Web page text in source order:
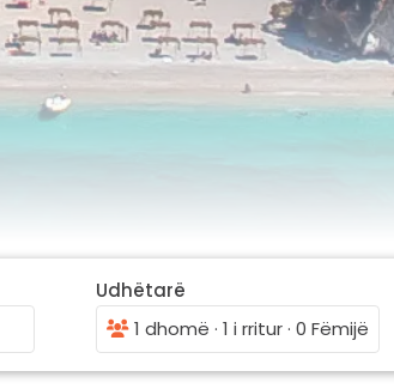
Udhëtarë
1 dhomë · 1 i rritur · 0 Fëmijë